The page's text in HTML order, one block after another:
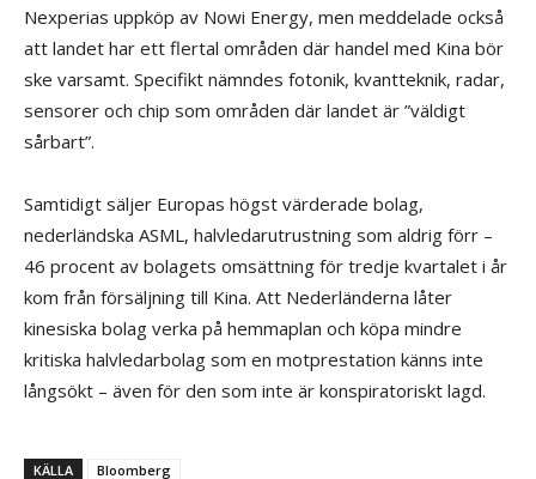
Nexperias uppköp av Nowi Energy, men meddelade också
att landet har ett flertal områden där handel med Kina bör
ske varsamt. Specifikt nämndes fotonik, kvantteknik, radar,
sensorer och chip som områden där landet är ”väldigt
sårbart”.
Samtidigt säljer Europas högst värderade bolag,
nederländska ASML, halvledarutrustning som aldrig förr –
46 procent av bolagets omsättning för tredje kvartalet i år
kom från försäljning till Kina. Att Nederländerna låter
kinesiska bolag verka på hemmaplan och köpa mindre
kritiska halvledarbolag som en motprestation känns inte
långsökt – även för den som inte är konspiratoriskt lagd.
KÄLLA Bloomberg